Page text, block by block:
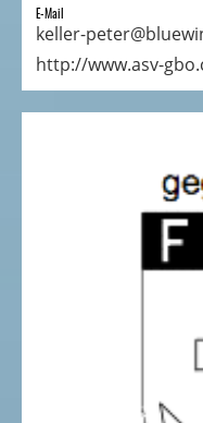
E-Mail
keller-
http://www.asv-